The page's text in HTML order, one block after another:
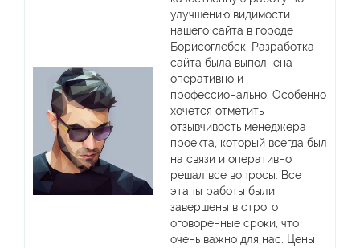
улучшению видимости
нашего сайта в городе
Борисоглебск. Разработка
сайта была выполнена
оперативно и
профессионально. Особенно
хочется отметить
отзывчивость менеджера
проекта, который всегда был
на связи и оперативно
решал все вопросы. Все
этапы работы были
завершены в строго
оговоренные сроки, что
очень важно для нас. Цены